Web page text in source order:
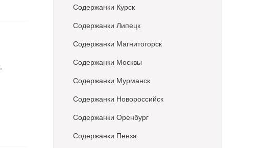
Содержанки Курск
Содержанки Липецк
Содержанки Магнитогорск
Содержанки Москвы
Содержанки Мурманск
Содержанки Новороссийск
Содержанки Оренбург
Содержанки Пенза